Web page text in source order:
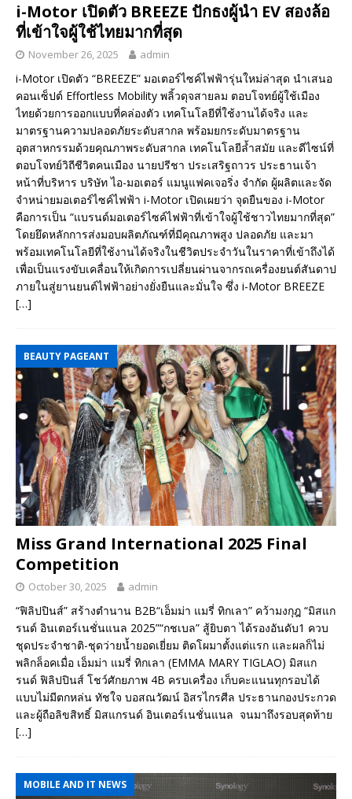
i-Motor เปิดตัว BREEZE ปักธงผู้นำ EV สองล้อ
ที่เข้าใจผู้ใช้ไทยมากที่สุด
November 26, 2025 admin
i-Motor เปิดตัว “BREEZE” มอเตอร์ไซค์ไฟฟ้ารุ่นใหม่ล่าสุด นำเสนอ
คอนเซ็ปต์ Effortless Mobility พลิ้วดุจสายลม ตอบโจทย์ผู้ใช้เมือง
ไทยด้วยการออกแบบที่คล่องตัว เทคโนโลยีที่ใช้งานได้จริง และ
มาตรฐานความปลอดภัยระดับสากล พร้อมยกระดับมาตรฐาน
อุตสาหกรรมด้วยคุณภาพระดับสากล เทคโนโลยีล้ำสมัย และดีไซน์ที่
ตอบโจทย์วิถีชีวิตคนเมือง นายปรีชา ประเสริฐถาวร ประธานเจ้า
หน้าที่บริหาร บริษัท ไอ-มอเตอร์ แมนูแฟคเจอริ่ง จำกัด ผู้ผลิตและจัด
จำหน่ายมอเตอร์ไซค์ไฟฟ้า i-Motor เปิดเผยว่า จุดยืนของ i-Motor
คือการเป็น “แบรนด์มอเตอร์ไซค์ไฟฟ้าที่เข้าใจผู้ใช้ชาวไทยมากที่สุด”
โดยยึดหลักการส่งมอบผลิตภัณฑ์ที่มีคุณภาพสูง ปลอดภัย และมา
พร้อมเทคโนโลยีที่ใช้งานได้จริงในชีวิตประจำวันในราคาที่เข้าถึงได้
เพื่อเป็นแรงขับเคลื่อนให้เกิดการเปลี่ยนผ่านจากรถเครื่องยนต์สันดาป
ภายในสู่ยานยนต์ไฟฟ้าอย่างยั่งยืนและมั่นใจ ซึ่ง i-Motor BREEZE
[…]
BEAUTY PAGEANT
Miss Grand International 2025 Final
Competition
October 30, 2025 admin
“ฟิลิปปินส์” สร้างตำนาน B2B“เอ็มม่า แมรี่ ทิกเลา” คว้ามงกุฎ “มิสแก
รนด์ อินเตอร์เนชั่นแนล 2025”“กชเบล” สู้ยิบตา ได้รองอันดับ1 ควบ
ชุดประจำชาติ-ชุดว่ายน้ำยอดเยี่ยม ติดโผมาตั้งแต่แรก และผลก็ไม่
พลิกล็อคเมื่อ เอ็มม่า แมรี่ ทิกเลา (EMMA MARY TIGLAO) มิสแก
รนด์ ฟิลิปปินส์ โชว์ศักยภาพ 4B ครบเครื่อง เก็บคะแนนทุกรอบได้
แบบไม่มีตกหล่น ทัชใจ บอสณวัฒน์ อิสรไกรศีล ประธานกองประกวด
และผู้ถือลิขสิทธิ์ มิสแกรนด์ อินเตอร์เนชั่นแนล จนมาถึงรอบสุดท้าย
[…]
MOBILE AND IT NEWS